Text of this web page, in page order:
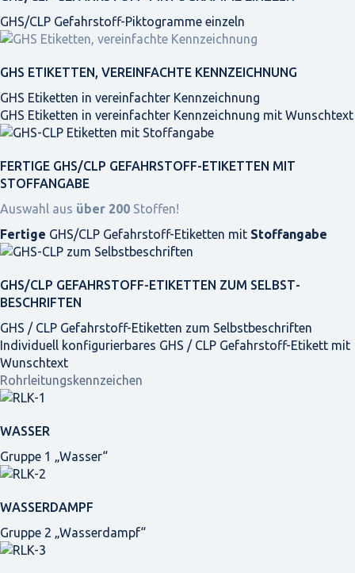
GHS/CLP Gefahrstoff-Piktogramme einzeln
GHS ETIKETTEN, VEREINFACHTE KENNZEICHNUNG
GHS Etiketten in vereinfachter Kennzeichnung
GHS Etiketten in vereinfachter Kennzeichnung mit Wunschtext
FERTIGE GHS/CLP GEFAHRSTOFF-ETIKETTEN MIT
STOFFANGABE
Auswahl aus über 200 Stoffen!
Fertige GHS/CLP Gefahrstoff-Etiketten mit Stoffangabe
GHS/CLP GEFAHRSTOFF-ETIKETTEN ZUM SELBST­
BESCHRIFTEN
GHS / CLP Gefahrstoff-Etiketten zum Selbstbeschriften
Individuell konfigurierbares GHS / CLP Gefahrstoff-Etikett mit
Wunschtext
Rohrleitungskennzeichen
WASSER
Gruppe 1 „Wasser“
WASSERDAMPF
Gruppe 2 „Wasserdampf“